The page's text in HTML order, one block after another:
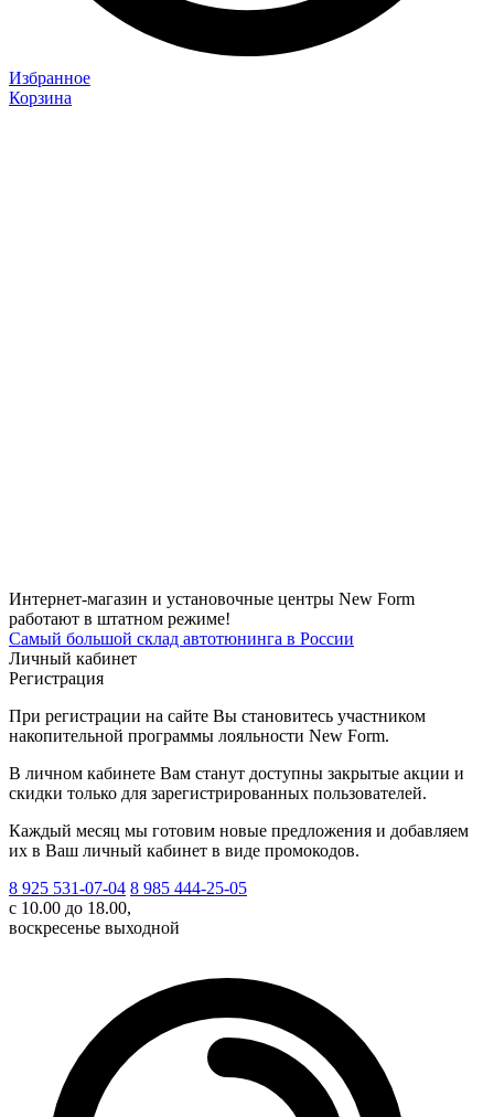
Избранное
Корзина
Интернет-магазин и установочные центры New Form
работают в штатном режиме!
Самый большой склад автотюнинга в России
Личный кабинет
Регистрация
При регистрации на сайте Вы становитесь участником
накопительной программы лояльности New Form.
В личном кабинете Вам станут доступны закрытые акции и
скидки только для зарегистрированных пользователей.
Каждый месяц мы готовим новые предложения и добавляем
их в Ваш личный кабинет в виде промокодов.
8 925 531-07-04 8 985 444-25-05
с 10.00 до 18.00,
воскресенье выходной